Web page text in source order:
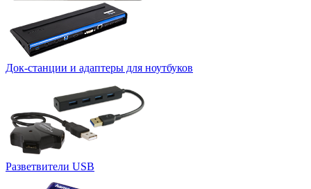
Док-станции и адаптеры для ноутбуков
Разветвители USB